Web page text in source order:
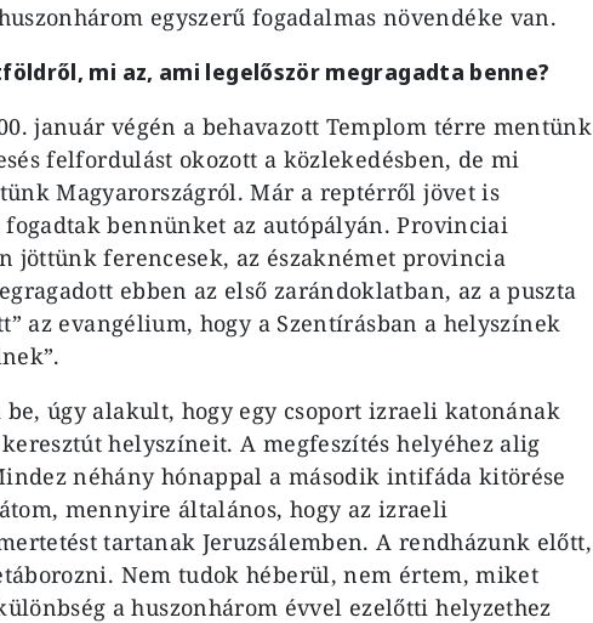
egyszerű fogadalmas növendéke van.
mi az, ami legelőször megragadta benne?
január végén a behavazott Templom térre mentünk
felfordulást okozott a közlekedésben, de mi
Magyarországról. Már a reptérről jövet is
fogadtak bennünket az autópályán. Provinciai
jöttünk ferencesek, az északnémet provincia
ebben az első zarándoklatban, az a puszta
az evangélium, hogy a Szentírásban a helyszínek
úgy alakult, hogy egy csoport izraeli katonának
helyszíneit. A megfeszítés helyéhez alig
néhány hónappal a második intifáda kitörése
mennyire általános, hogy az izraeli
tartanak Jeruzsálemben. A rendházunk előtt,
Nem tudok héberül, nem értem, miket
a huszonhárom évvel ezelőtti helyzethez